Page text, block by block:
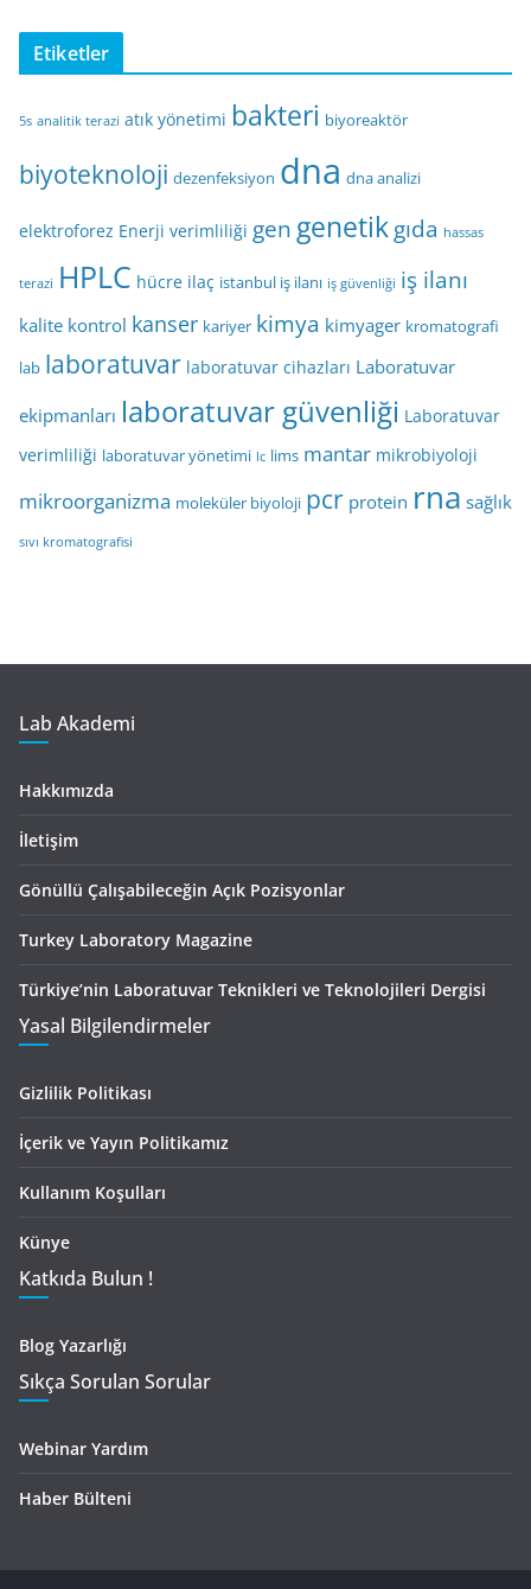
Etiketler
5s analitik terazi atık yönetimi bakteri biyoreaktör
biyoteknoloji dezenfeksiyon dna dna analizi
elektroforez Enerji verimliliği gen genetikgıda hassas
terazi HPLC hücre ilaç istanbul iş ilanı iş güvenliği iş ilanı
kalite kontrol kanser kariyer kimya kimyager kromatografi
lab laboratuvar laboratuvar cihazları Laboratuvar
ekipmanları laboratuvar güvenliği Laboratuvar
verimliliği laboratuvar yönetimi lc lims mantar mikrobiyoloji
mikroorganizma moleküler biyoloji pcr protein rna sağlık
sıvı kromatografisi
Lab Akademi
Hakkımızda
İletişim
Gönüllü Çalışabileceğin Açık Pozisyonlar
Turkey Laboratory Magazine
Türkiye’nin Laboratuvar Teknikleri ve Teknolojileri Dergisi
Yasal Bilgilendirmeler
Gizlilik Politikası
İçerik ve Yayın Politikamız
Kullanım Koşulları
Künye
Katkıda Bulun !
Blog Yazarlığı
Sıkça Sorulan Sorular
Webinar Yardım
Haber Bülteni